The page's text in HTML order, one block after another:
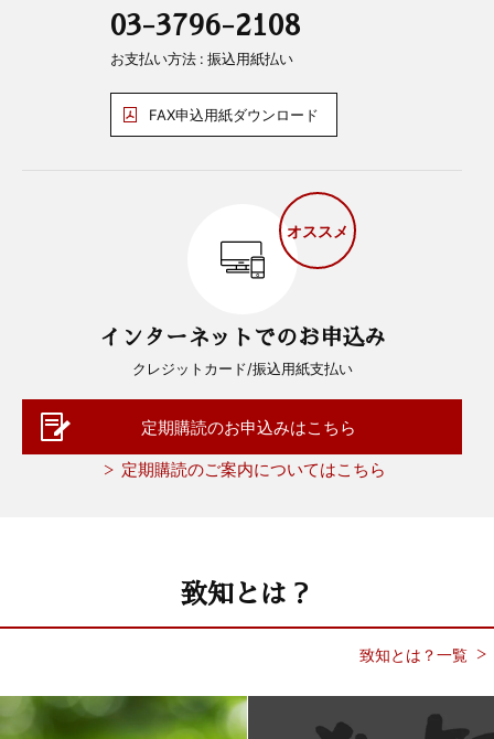
03-3796-2108
お支払い方法 : 振込用紙払い
FAX申込用紙ダウンロード
オススメ
インターネットでのお申込み
クレジットカード/振込用紙支払い
定期購読のお申込みはこちら
定期購読のご案内についてはこちら
致知とは？
致知とは？一覧